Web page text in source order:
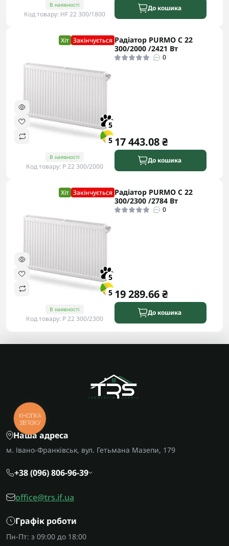
В наявності
Код товару: HF 22 300/1800
До кошика
Хіт Закінчується
5
5
В наявності
Код товару: P 22 300/2000
Радіатор PURMO C 22
300/2000 /2421 Вт
0
17 443.08 ₴
До кошика
Хіт Закінчується
5
5
В наявності
Код товару: P 22 300/2300
Радіатор PURMO C 22
300/2300 /2784 Вт
0
19 289.66 ₴
До кошика
Наша адреса
м. Івано-Франківськ, вул. Гетьмана Мазепи, 179
+38 (096) 806-96-39
office@trs.if.ua
Графік роботи
Пн-Пт: з 09:00 до 18:00
КНОПКА
ЗВ'ЯЗКУ